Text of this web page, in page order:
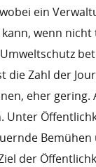
ein
wenn nicht
die Zahl der
eher
Unter
der